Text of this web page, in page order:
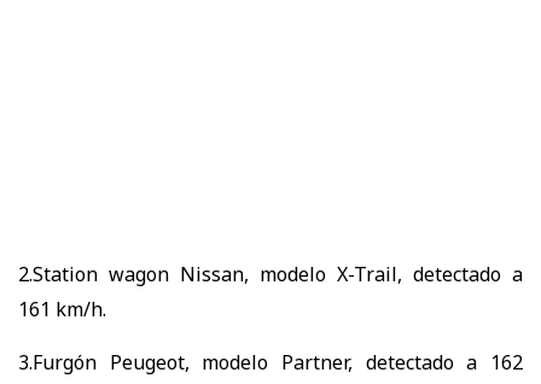
2.Station wagon Nissan, modelo X-Trail, detectado a
161 km/h.
3.Furgón Peugeot, modelo Partner, detectado a 162